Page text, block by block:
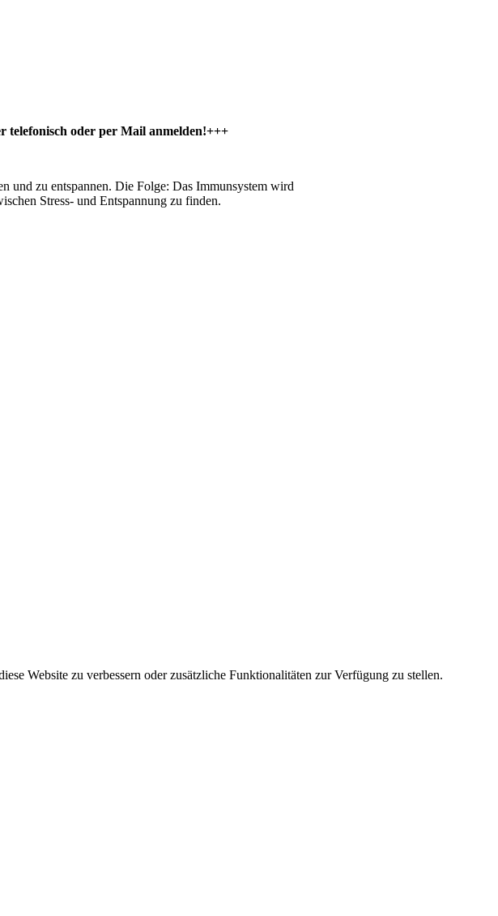
telefonisch oder per Mail anmelden!+++
und zu entspannen. Die Folge: Das Immunsystem wird
Stress- und Entspannung zu finden.
Website zu verbessern oder zusätzliche Funktionalitäten zur Verfügung zu stellen.